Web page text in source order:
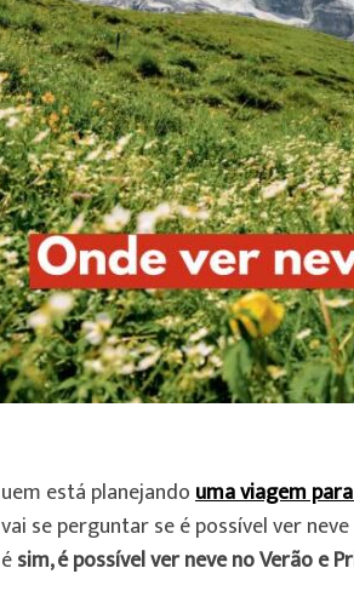
uem está planejandouma viagem
vai se perguntar se é possível ver
ésim, é possível ver neve no Verão e